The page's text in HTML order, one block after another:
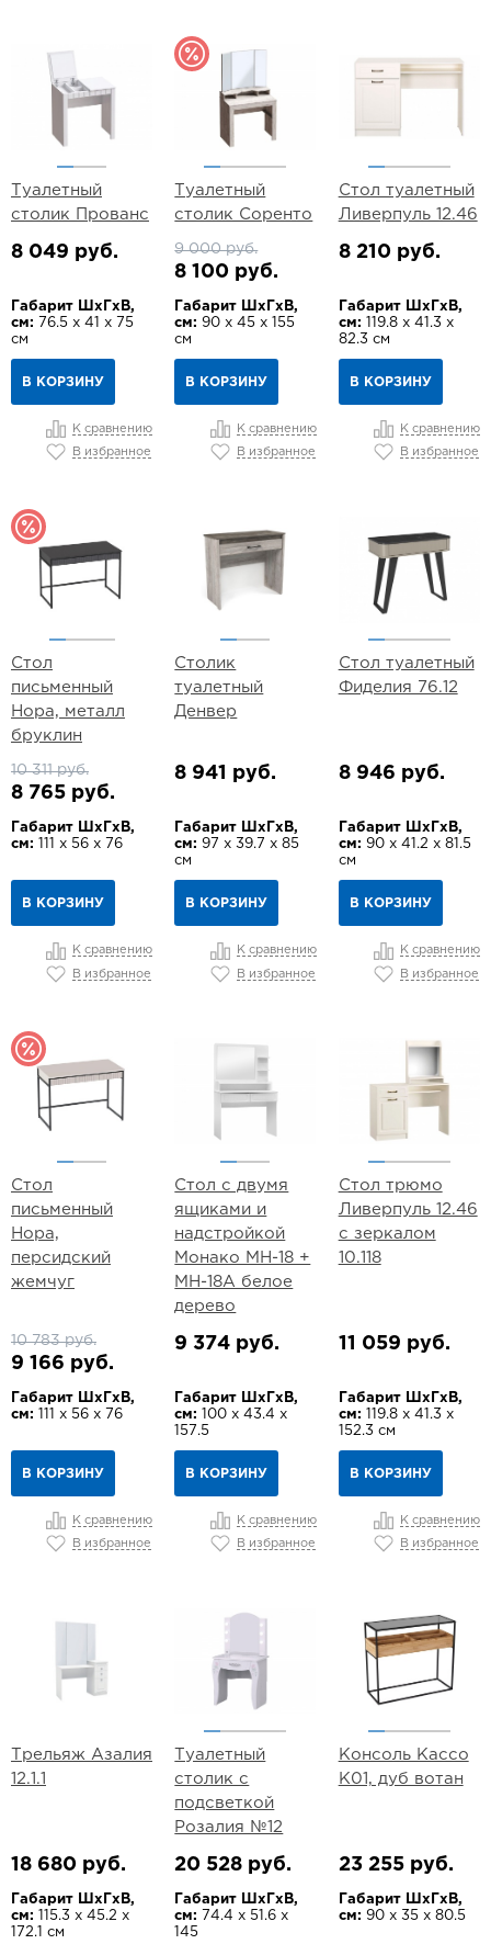
Туалетный
столик Прованс
8 049 руб.
Габарит ШхГхВ,
см: 76.5 х 41 х 75
см
В КОРЗИНУ
К сравнению
В избранное
Туалетный
столик Соренто
9 000 руб.
8 100 руб.
Габарит ШхГхВ,
см: 90 х 45 х 155
см
В КОРЗИНУ
К сравнению
В избранное
Стол туалетный
Ливерпуль 12.46
8 210 руб.
Габарит ШхГхВ,
см: 119.8 х 41.3 х
82.3 см
В КОРЗИНУ
К сравнению
В избранное
Стол
письменный
Нора, металл
бруклин
10 311 руб.
8 765 руб.
Габарит ШхГхВ,
см: 111 х 56 х 76
В КОРЗИНУ
К сравнению
В избранное
Столик
туалетный
Денвер
8 941 руб.
Габарит ШхГхВ,
см: 97 х 39.7 х 85
см
В КОРЗИНУ
К сравнению
В избранное
Стол туалетный
Фиделия 76.12
8 946 руб.
Габарит ШхГхВ,
см: 90 х 41.2 х 81.5
см
В КОРЗИНУ
К сравнению
В избранное
Стол
письменный
Нора,
персидский
жемчуг
10 783 руб.
9 166 руб.
Габарит ШхГхВ,
см: 111 х 56 х 76
В КОРЗИНУ
К сравнению
В избранное
Стол с двумя
ящиками и
надстройкой
Монако МН-18 +
МН-18А белое
дерево
9 374 руб.
Габарит ШхГхВ,
см:
100 х 43.4 х
157.5
В КОРЗИНУ
К сравнению
В избранное
Стол трюмо
Ливерпуль 12.46
с зеркалом
10.118
11 059 руб.
Габарит ШхГхВ,
см: 119.8 х 41.3 х
152.3 см
В КОРЗИНУ
К сравнению
В избранное
Трельяж Азалия
12.1.1
18 680 руб.
Габарит ШхГхВ,
см: 115.3 х 45.2 х
172.1 см
Туалетный
столик с
подсветкой
Розалия №12
20 528 руб.
Габарит ШхГхВ,
см:
74.4 х 51.6 х
145
Консоль Кассо
К01, дуб вотан
23 255 руб.
Габарит ШхГхВ,
см: 90 х 35 х 80.5